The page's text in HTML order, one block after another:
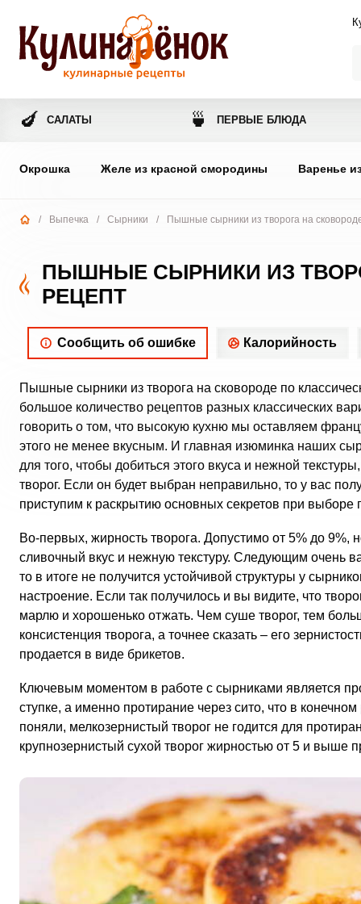
🍆 САЛАТЫ 🍵 ПЕРВЫЕ БЛЮДА
Окрошка Желе из красной смородины Варенье
/ Выпечка / Сырники / Пышные сырники из творога на
ПЫШНЫЕ СЫРНИКИ ИЗ
РЕЦЕПТ
Сообщить об ошибке Калорийность
Пышные сырники из творога на сковороде по
большое количество рецептов разных классических
говорить о том, что высокую кухню мы оставляем
этого не менее вкусным. И главная изюминка наших
для того, чтобы добиться этого вкуса и нежной
творог. Если он будет выбран неправильно, то у вас
приступим к раскрытию основных секретов при выборе
Во-первых, жирность творога. Допустимо от 5% до
сливочный вкус и нежную текстуру. Следующим очень
то в итоге не получится устойчивой структуры у
настроение. Если так получилось и вы видите, что
марлю и хорошенько отжать. Чем суше творог, тем
консистенция творога, а точнее сказать – его
продается в виде брикетов.
Ключевым моментом в работе с сырниками является
ступке, а именно протирание через сито, что в
поняли, мелкозернистый творог не годится для
крупнозернистый сухой творог жирностью от 5 и выше